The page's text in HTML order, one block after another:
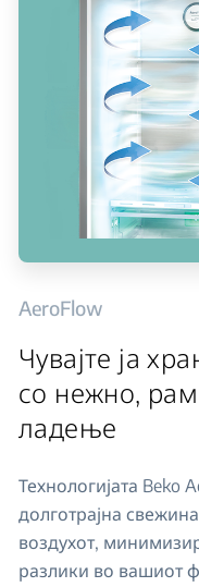
AeroFlow
Чувајте ја
со нежно,
ладење
Технологијата Beko
долготрајна
воздухот,
разлики во вашиот